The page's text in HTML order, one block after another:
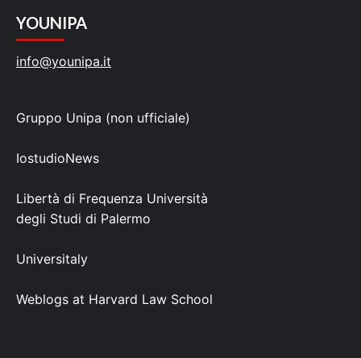
YOUNIPA
info@younipa.it
Gruppo Unipa (non ufficiale)
IostudioNews
Libertà di Frequenza Università
degli Studi di Palermo
Universitaly
Weblogs at Harvard Law School